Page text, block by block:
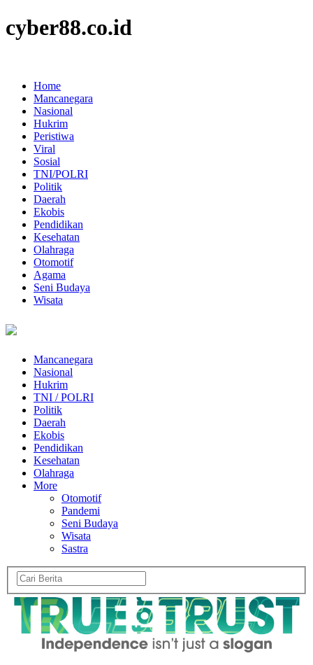
cyber88.co.id
Home
Mancanegara
Nasional
Hukrim
Peristiwa
Viral
Sosial
TNI/POLRI
Politik
Daerah
Ekobis
Pendidikan
Kesehatan
Olahraga
Otomotif
Agama
Seni Budaya
Wisata
Mancanegara
Nasional
Hukrim
TNI / POLRI
Politik
Daerah
Ekobis
Pendidikan
Kesehatan
Olahraga
More
Otomotif
Pandemi
Seni Budaya
Wisata
Sastra